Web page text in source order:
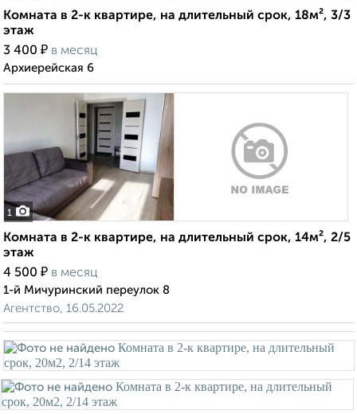
Комната в 2-к квартире, на длительный срок, 18м², 3/3
этаж
3 400 ₽ в месяц
Архиерейская 6
1
Комната в 2-к квартире, на длительный срок, 14м², 2/5
этаж
4 500 ₽ в месяц
1-й Мичуринский переулок 8
Агентство, 16.05.2022